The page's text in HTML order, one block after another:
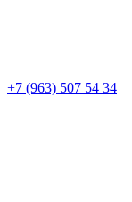
+7 (963) 507 54 34